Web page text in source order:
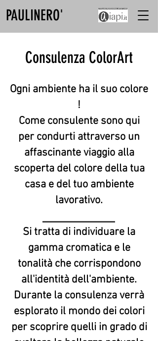
PAULINERO'
Consulenza ColorArt
Ogni ambiente ha il suo colore
!
Come consulente sono qui
per condurti attraverso un
affascinante viaggio alla
scoperta del colore della tua
casa e del tuo ambiente
lavorativo.
Si tratta di individuare la
gamma cromatica e le
tonalità che corrispondono
all'identità dell'ambiente.
Durante la consulenza verrà
esplorato il mondo dei colori
per scoprire quelli in grado di